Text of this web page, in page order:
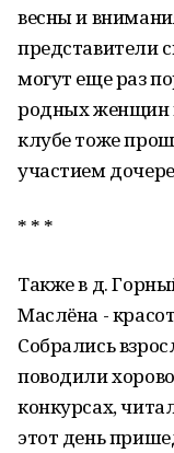
весны и
представители
могут еще раз
родных женщин
клубе тоже
участием
* * *
Также в д.
Маслёна -
Собрались
поводили
конкурсах,
этот день